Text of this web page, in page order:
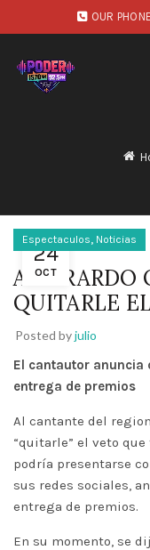
OUR
24
OCT
Espectaculos, Noticias
A GERARDO
QUITARLE
Posted byjulio
El cantautor anuncia
entrega de premios
Al cantante del
“quitarle” el veto
podría presentarse
sus redes sociales,
entrega de premios.
En su momento, se